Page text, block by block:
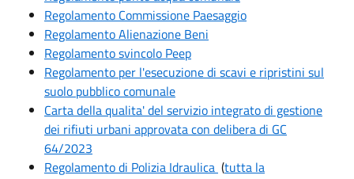
Regolamento Commissione Paesaggio
Regolamento Alienazione Beni
Regolamento svincolo Peep
Regolamento per l'esecuzione di scavi e ripristini sul
suolo pubblico comunale
Carta della qualita' del servizio integrato di gestione
dei rifiuti urbani approvata con delibera di GC
64/2023
Regolamento di Polizia Idraulica (tutta la